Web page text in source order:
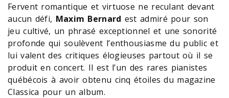
Fervent romantique et virtuose ne reculant devant
aucun défi, Maxim Bernard est admiré pour son
jeu cultivé, un phrasé exceptionnel et une sonorité
profonde qui soulèvent l’enthousiasme du public et
lui valent des critiques élogieuses partout où il se
produit en concert. Il est l’un des rares pianistes
québécois à avoir obtenu cinq étoiles du magazine
Classica pour un album.